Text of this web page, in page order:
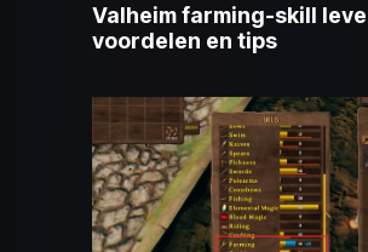
Valheim farming-skill
voordelen en tips